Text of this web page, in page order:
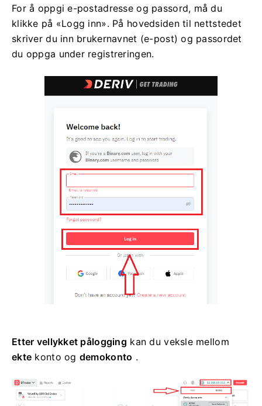
For å oppgi e-postadresse og passord, må du
klikke på «Logg inn». På hovedsiden til nettstedet
skriver du inn brukernavnet (e-post) og passordet
du oppga under registreringen.
Etter vellykket pålogging kan du veksle mellom
ekte konto og demokonto .